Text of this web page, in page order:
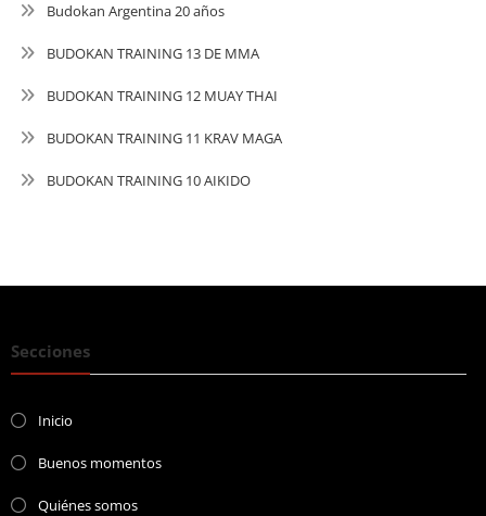
Budokan Argentina 20 años
BUDOKAN TRAINING 13 DE MMA
BUDOKAN TRAINING 12 MUAY THAI
BUDOKAN TRAINING 11 KRAV MAGA
BUDOKAN TRAINING 10 AIKIDO
Secciones
Inicio
Buenos momentos
Quiénes somos